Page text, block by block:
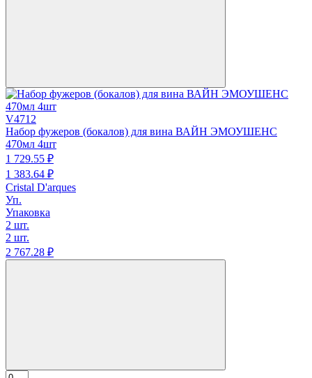
V4712
Набор фужеров (бокалов) для вина ВАЙН ЭМОУШЕНС
470мл 4шт
1 729.55 ₽
1 383.64 ₽
Cristal D'arques
Уп.
Упаковка
2 шт.
2 шт.
2 767.28 ₽